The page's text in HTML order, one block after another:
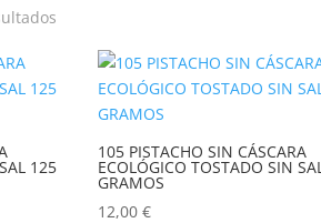
125
105 PISTACHO SIN CÁSCARA
ECOLÓGICO TOSTADO SIN
GRAMOS
12,00€